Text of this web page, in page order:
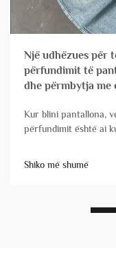
Një udhëzues për
përfundimit të
dhe përmbytja me
Kur blini pantallona,
përfundimit është ai
Shiko më shumë